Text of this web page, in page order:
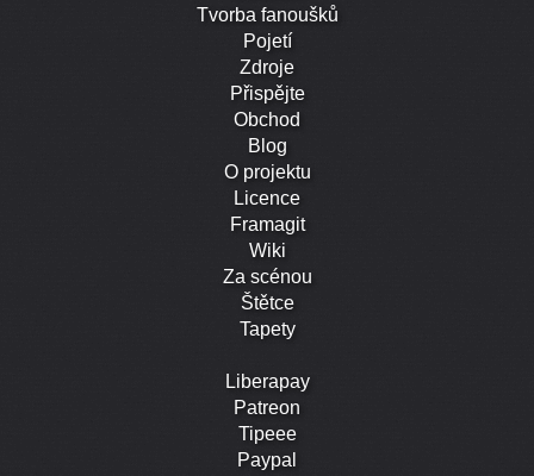
Tvorba fanoušků
Pojetí
Zdroje
Přispějte
Obchod
Blog
O projektu
Licence
Framagit
Wiki
Za scénou
Štětce
Tapety
Liberapay
Patreon
Tipeee
Paypal